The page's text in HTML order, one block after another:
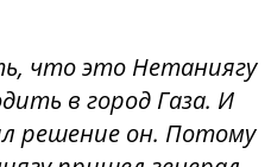
что это Нетаниягу
в город Газа. И
решение он. Потому